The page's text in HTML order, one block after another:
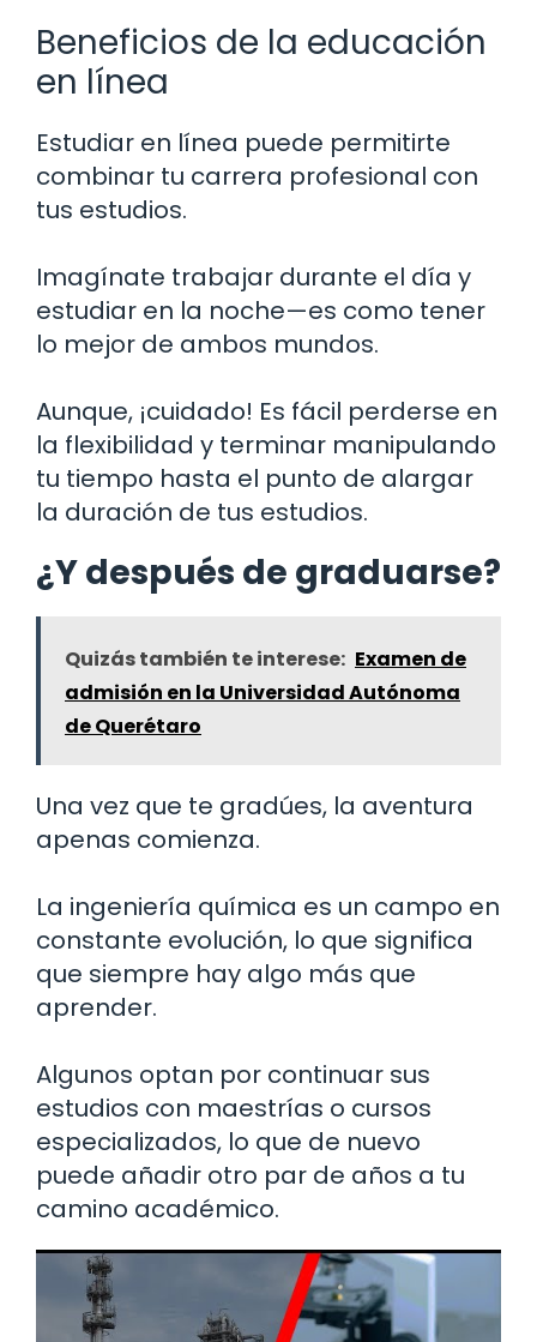
Beneficios de la educación
en línea
Estudiar en línea puede permitirte
combinar tu carrera profesional con
tus estudios.
Imagínate trabajar durante el día y
estudiar en la noche—es como tener
lo mejor de ambos mundos.
Aunque, ¡cuidado! Es fácil perderse en
la flexibilidad y terminar manipulando
tu tiempo hasta el punto de alargar
la duración de tus estudios.
¿Y después de graduarse?
Quizás también te interese: Examen de
admisión en la Universidad Autónoma
de Querétaro
Una vez que te gradúes, la aventura
apenas comienza.
La ingeniería química es un campo en
constante evolución, lo que significa
que siempre hay algo más que
aprender.
Algunos optan por continuar sus
estudios con maestrías o cursos
especializados, lo que de nuevo
puede añadir otro par de años a tu
camino académico.